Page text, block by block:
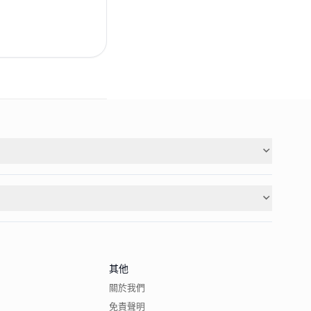
其他
關於我們
免責聲明